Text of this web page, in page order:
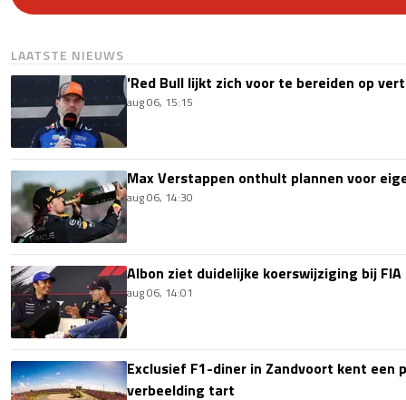
LAATSTE NIEUWS
'Red Bull lijkt zich voor te bereiden op
aug 06, 15:15
Max Verstappen onthult plannen voor
aug 06, 14:30
Albon ziet duidelijke koerswijziging bij
aug 06, 14:01
Exclusief F1-diner in Zandvoort kent een
verbeelding tart